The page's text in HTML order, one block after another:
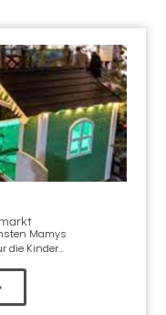
Mamys
die Kinder...